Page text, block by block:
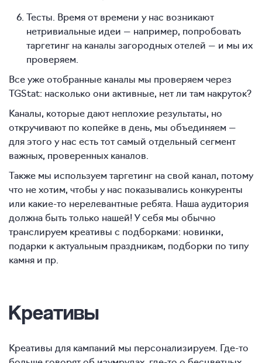
Тесты. Время от времени у нас возникают
нетривиальные идеи — например, попробовать
таргетинг на каналы загородных отелей — и мы их
проверяем.
Все уже отобранные каналы мы проверяем через
TGStat: насколько они активные, нет ли там накруток?
Каналы, которые дают неплохие результаты, но
откручивают по копейке в день, мы объединяем —
для этого у нас есть тот самый отдельный сегмент
важных, проверенных каналов.
Также мы используем таргетинг на свой канал, потому
что не хотим, чтобы у нас показывались конкуренты
или какие-то нерелевантные ребята. Наша аудитория
должна быть только нашей! У себя мы обычно
транслируем креативы с подборками: новинки,
подарки к актуальным праздникам, подборки по типу
камня и пр.
Креативы
Креативы для кампаний мы персонализируем. Где-то